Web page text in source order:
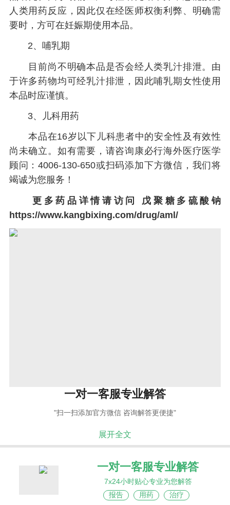
人类用药反应，因此仅在经医师权衡利弊、明确需
要时，方可在妊娠期使用本品。
2、哺乳期
目前尚不明确本品是否会经人类乳汁排泄。由
于许多药物均可经乳汁排泄，因此哺乳期女性使用
本品时应谨慎。
3、儿科用药
本品在16岁以下儿科患者中的安全性及有效性
尚未确立。如有需要，请咨询康必行海外医疗医学
顾问：4006-130-650或扫码添加下方微信，我们将
竭诚为您服务！
更多药品详情请访问 戊聚糖多硫酸钠
https://www.kangbixing.com/drug/aml/
一对一客服专业解答
"扫一扫添加官方微信 咨询解答更便捷"
展开全文
一对一客服专业解答
7x24小时贴心专业为您解答
报告
用药 治疗